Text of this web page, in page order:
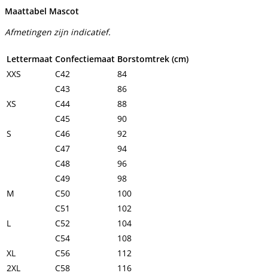
Maattabel Mascot
Afmetingen zijn indicatief.
Lettermaat Confectiemaat Borstomtrek (cm)
XXS
C42
84
C43
86
XS
C44
88
C45
90
S
C46
92
C47
94
C48
96
C49
98
M
C50
100
C51
102
L
C52
104
C54
108
XL
C56
112
2XL
C58
116